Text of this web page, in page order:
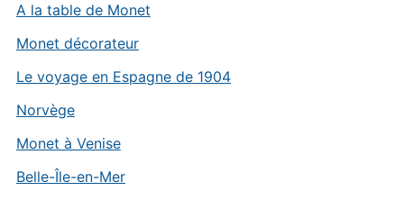
A la table de Monet
Monet décorateur
Le voyage en Espagne de 1904
Norvège
Monet à Venise
Belle-Île-en-Mer